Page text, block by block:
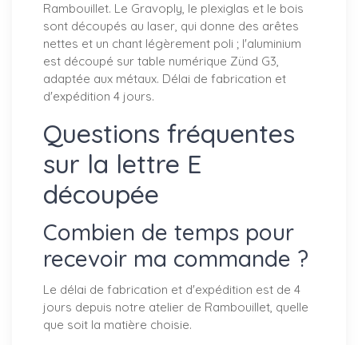
Rambouillet. Le Gravoply, le plexiglas et le bois
sont découpés au laser, qui donne des arêtes
nettes et un chant légèrement poli ; l'aluminium
est découpé sur table numérique Zünd G3,
adaptée aux métaux. Délai de fabrication et
d'expédition 4 jours.
Questions fréquentes
sur la lettre E
découpée
Combien de temps pour
recevoir ma commande ?
Le délai de fabrication et d'expédition est de 4
jours depuis notre atelier de Rambouillet, quelle
que soit la matière choisie.